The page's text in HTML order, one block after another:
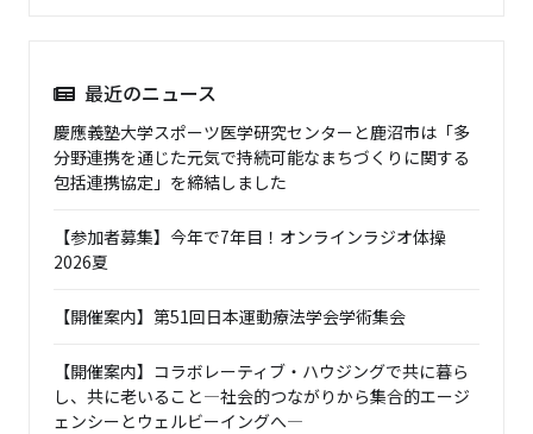
最近のニュース
慶應義塾大学スポーツ医学研究センターと鹿沼市は「多
分野連携を通じた元気で持続可能なまちづくりに関する
包括連携協定」を締結しました
【参加者募集】今年で7年目！オンラインラジオ体操
2026夏
【開催案内】第51回日本運動療法学会学術集会
【開催案内】コラボレーティブ・ハウジングで共に暮ら
し、共に老いること―社会的つながりから集合的エージ
ェンシーとウェルビーイングへ―